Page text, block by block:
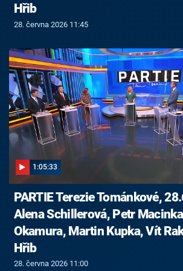
Hřib
28. června 2026 11:45
1:05:33
PARTIE Terezie Tománkové,
Alena Schillerová, Petr
Okamura, Martin Kupka, Vít
Hřib
28. června 2026 11:00